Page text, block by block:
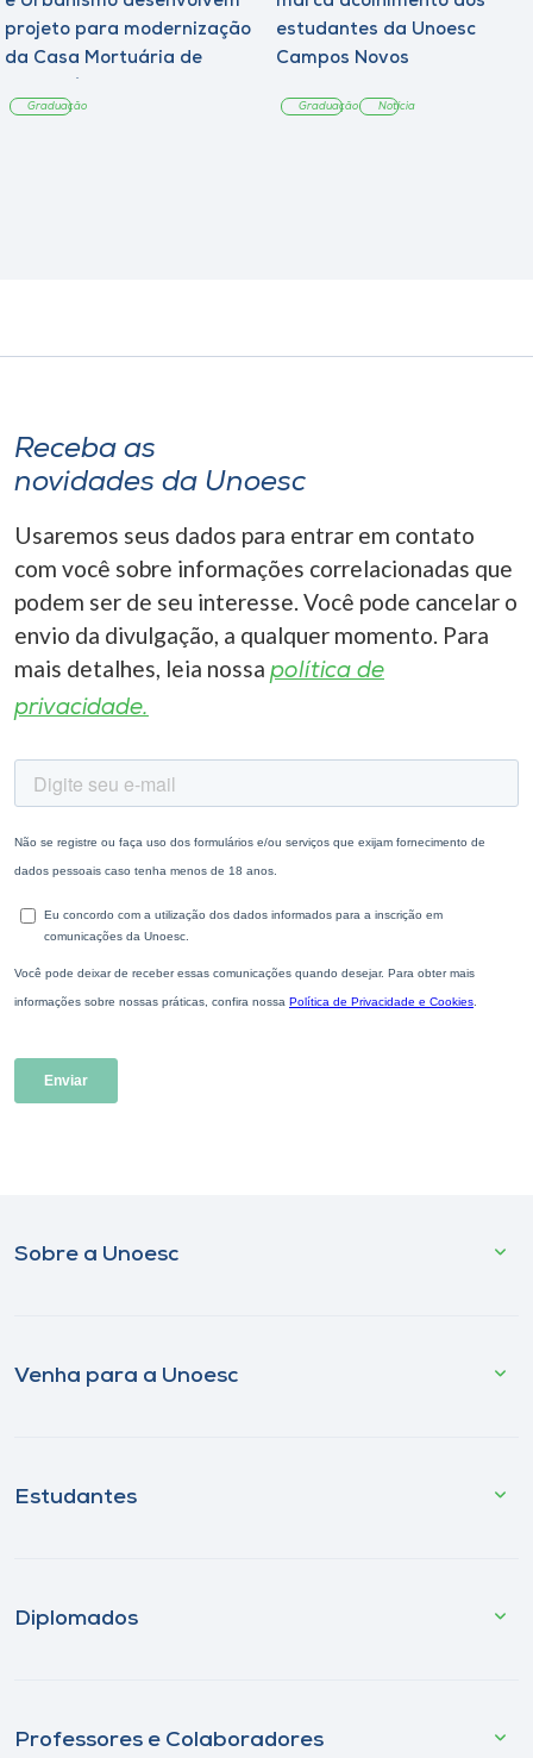
projeto para modernização
da Casa Mortuária de
Graduação
estudantes da Unoesc
Campos Novos
Graduação Notícia
Receba as
novidades da Unoesc
Usaremos seus dados para entrar em contato
com você sobre informações correlacionadas que
podem ser de seu interesse. Você pode cancelar o
envio da divulgação, a qualquer momento. Para
mais detalhes, leia nossa política de
privacidade.
Sobre a Unoesc
Venha para a Unoesc
Estudantes
Diplomados
Professores e Colaboradores